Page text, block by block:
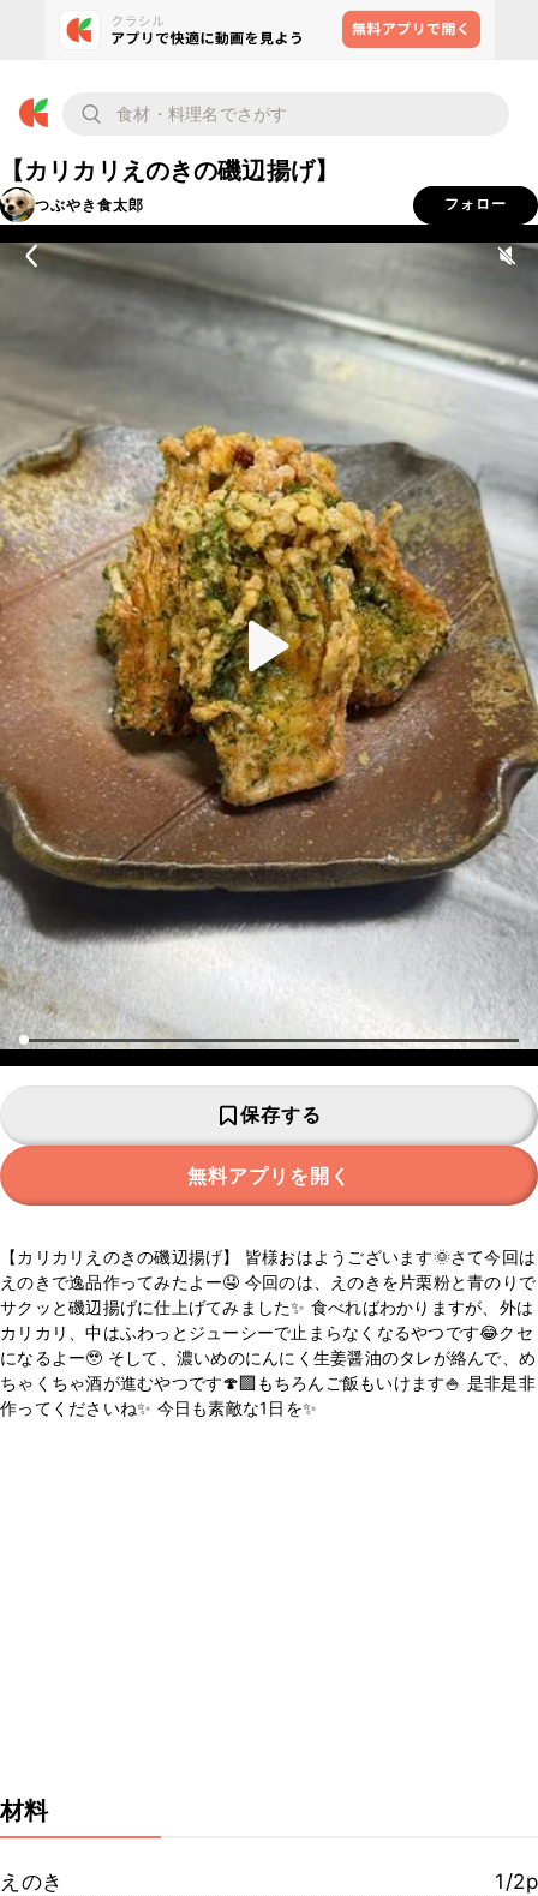
【カリカリえのきの磯辺揚げ】
つぶやき食太郎 フォロー
保存する
無料アプリを開く
【カリカリえのきの磯辺揚げ】 皆様おはようございます🌞さて今回は
えのきで逸品作ってみたよー🤤 今回のは、えのきを片栗粉と青のりで
サクッと磯辺揚げに仕上げてみました✨ 食べればわかりますが、外は
カリカリ、中はふわっとジューシーで止まらなくなるやつです😂クセ
になるよー🥹 そして、濃いめのにんにく生姜醤油のタレが絡んで、め
ちゃくちゃ酒が進むやつです🍄‍🟫もちろんご飯もいけます🍚 是非是非
作ってくださいね✨ 今日も素敵な1日を✨
材料
えのき
1/2p